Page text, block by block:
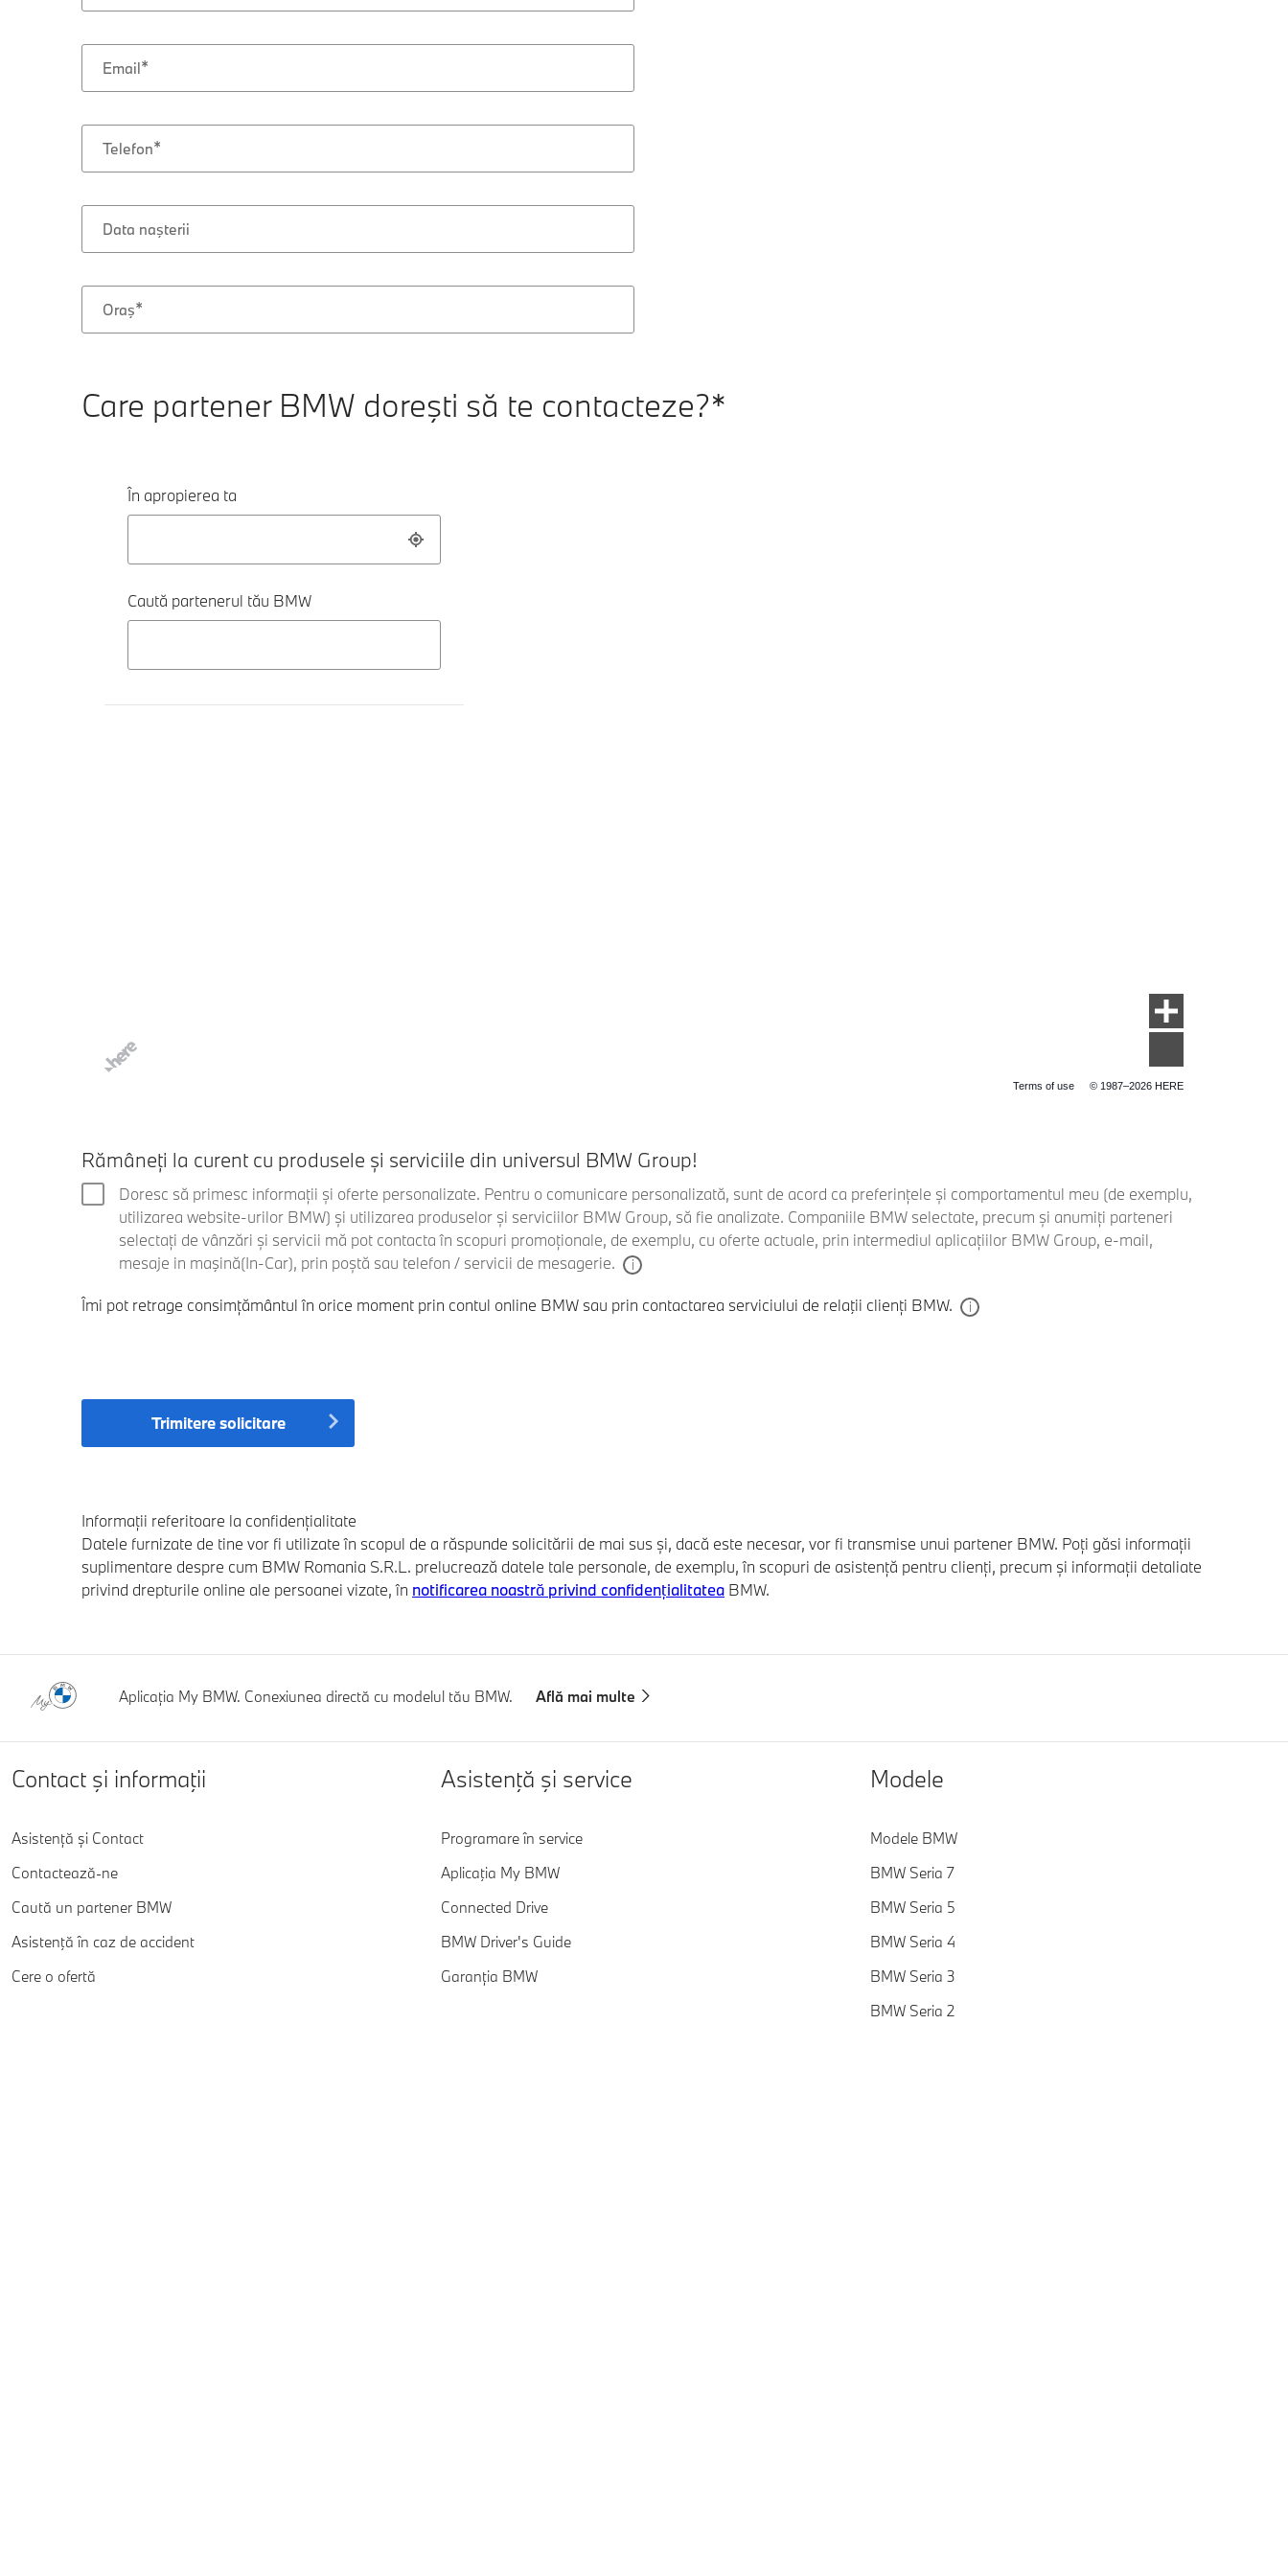
Email
Telefon
Data naşterii
ZI LUNĂ
Oraş
Care partener BMW doreşti să te contacteze?*
În apropierea ta
Caută partenerul tău BMW
Terms of use © 1987–2026 HERE
Rămâneți la curent cu produsele și serviciile din universul BMW Group!
Doresc să primesc informații și oferte personalizate. Pentru o comunicare personalizată, sunt de acord ca preferințele și comportamentul meu (de exemplu,
utilizarea website-urilor BMW) și utilizarea produselor și serviciilor BMW Group, să fie analizate. Companiile BMW selectate, precum și anumiți parteneri
selectați de vânzări și servicii mă pot contacta în scopuri promoționale, de exemplu, cu oferte actuale, prin intermediul aplicațiilor BMW Group, e-mail,
mesaje in maşină(In-Car), prin poștă sau telefon / servicii de mesagerie.
Îmi pot retrage consimțământul în orice moment prin contul online BMW sau prin contactarea serviciului de relaţii clienți BMW.
Trimitere solicitare
Informații referitoare la confidențialitate
Datele furnizate de tine vor fi utilizate în scopul de a răspunde solicitării de mai sus și, dacă este necesar, vor fi transmise unui partener BMW. Poți găsi informații
suplimentare despre cum BMW Romania S.R.L. prelucrează datele tale personale, de exemplu, în scopuri de asistență pentru clienți, precum și informații detaliate
privind drepturile online ale persoanei vizate, în notificarea noastră privind confidențialitatea BMW.